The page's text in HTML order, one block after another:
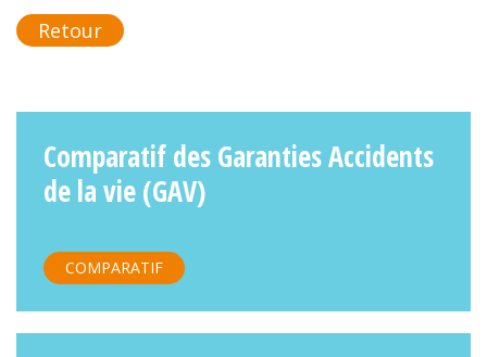
Retour
Comparatif des Garanties Accidents
de la vie (GAV)
COMPARATIF